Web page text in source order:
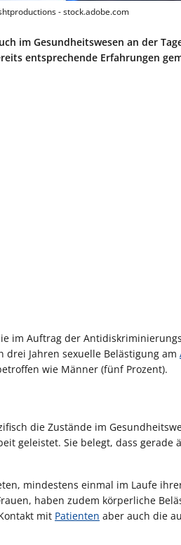
- stock.adobe.com
im Gesundheitswesen an der
entsprechende Erfahrungen
im Auftrag der
Jahren sexuelle Belästigung am
wie Männer (fünf Prozent).
die Zustände im
geleistet. Sie belegt, dass gerade
mindestens einmal im Laufe
haben zudem körperliche
mit Patienten aber auch die